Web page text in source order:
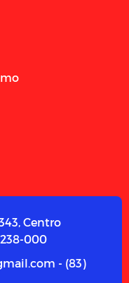
Centro
000
- (83)